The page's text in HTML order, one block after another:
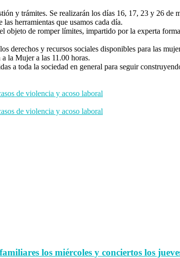
y trámites. Se realizarán los días 16, 17, 23 y 26 de
herramientas que usamos cada día.
de romper límites, impartido por la experta
derechos y recursos sociales disponibles para las
la Mujer a las 11.00 horas.
a toda la sociedad en general para seguir
de violencia y acoso laboral
de violencia y acoso laboral
los miércoles y conciertos los